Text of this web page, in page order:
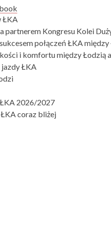
ŁKA
partnerem Kongresu Kolei
połączeń ŁKA
i komfortu między Łodzią
ŁKA
2026/2027
coraz bliżej